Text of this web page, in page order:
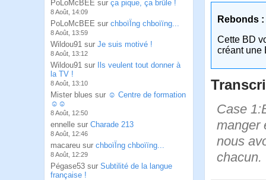
PoLoMcBEE sur ça pique, ça brûle !
8 Août, 14:09
PoLoMcBEE sur chboïÏng chboïïng...
8 Août, 13:59
Wildou91 sur Je suis motivé !
8 Août, 13:12
Wildou91 sur
Ils veulent tout donner à
la TV !
8 Août, 13:10
Mister blues sur ☺ Centre de formation
☺☺
8 Août, 12:50
ennelle sur Charade 213
8 Août, 12:46
macareu sur chboïÏng chboïïng...
8 Août, 12:29
Pégase53 sur Subtilité de la langue
française !
Rebonds :
Cette BD
créant une
Case
manger
nous
chacun.